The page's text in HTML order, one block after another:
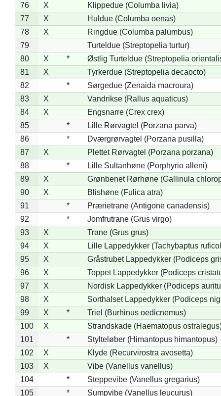
76
X
Klippedue (Columba livia)
77
X
Huldue (Columba oenas)
78
X
Ringdue (Columba palumbus)
79
Turteldue (Streptopelia turtur)
80
X *
Østlig Turteldue (Streptopelia
81
X
Tyrkerdue (Streptopelia decaocto)
82
*
Sørgedue (Zenaida macroura)
83
X
Vandrikse (Rallus aquaticus)
84
X
Engsnarre (Crex crex)
85
*
Lille Rørvagtel (Porzana parva)
86
*
Dværgrørvagtel (Porzana pusilla)
87
X
Plettet Rørvagtel (Porzana porzana)
88
*
Lille Sultanhøne (Porphyrio alleni)
89
X
Grønbenet Rørhøne (Gallinula
90
X
Blishøne (Fulica atra)
91
*
Prærietrane (Antigone canadensis)
92
*
Jomfrutrane (Grus virgo)
93
X
Trane (Grus grus)
94
X
Lille Lappedykker (Tachybaptus
95
X
Gråstrubet Lappedykker (Podiceps
96
X
Toppet Lappedykker (Podiceps
97
X
Nordisk Lappedykker (Podiceps
98
X
Sorthalset Lappedykker (Podiceps
99
X *
Triel (Burhinus oedicnemus)
100
X
Strandskade (Haematopus
101
*
Stylteløber (Himantopus himantopus)
102
X
Klyde (Recurvirostra avosetta)
103
X
Vibe (Vanellus vanellus)
104
*
Steppevibe (Vanellus gregarius)
105
* Sumpvibe (Vanellus leucurus)